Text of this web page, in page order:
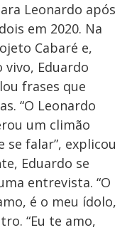
Leonardo após
em 2020. Na
Cabaré e,
Eduardo
frases que
“O Leonardo
um climão
se falar”, explicou
Eduardo se
entrevista. “O
é o meu ídolo,
“Eu te amo,